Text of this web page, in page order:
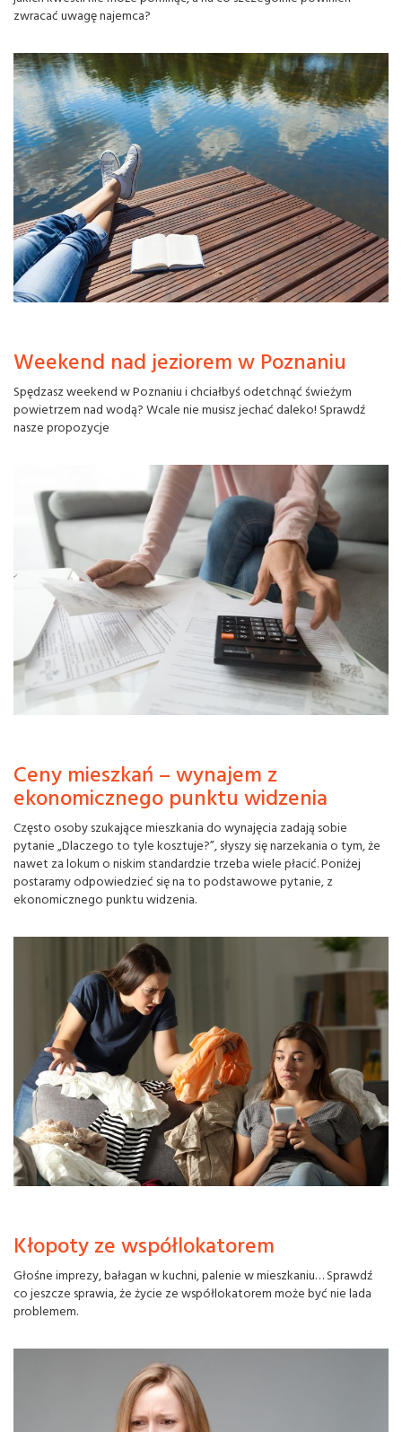
zwracać uwagę najemca?
Weekend nad jeziorem w Poznaniu
Spędzasz weekend w Poznaniu i chciałbyś odetchnąć świeżym
powietrzem nad wodą? Wcale nie musisz jechać daleko! Sprawdź
nasze propozycje
Ceny mieszkań – wynajem z
ekonomicznego punktu widzenia
Często osoby szukające mieszkania do wynajęcia zadają sobie
pytanie „Dlaczego to tyle kosztuje?”, słyszy się narzekania o tym, że
nawet za lokum o niskim standardzie trzeba wiele płacić. Poniżej
postaramy odpowiedzieć się na to podstawowe pytanie, z
ekonomicznego punktu widzenia.
Kłopoty ze współlokatorem
Głośne imprezy, bałagan w kuchni, palenie w mieszkaniu… Sprawdź
co jeszcze sprawia, że życie ze współlokatorem może być nie lada
problemem.